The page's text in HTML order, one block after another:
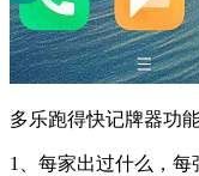
多乐跑得快记牌器功
1、每家出过什么，